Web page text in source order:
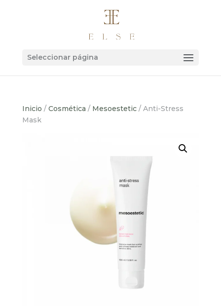
Seleccionar página
Inicio / Cosmética / Mesoestetic/ Anti-Stress
Mask